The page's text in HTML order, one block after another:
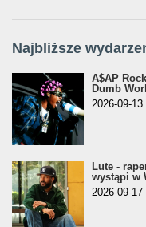
Najbliższe
A$AP
Dumb
2026-09-13
Lute -
wystąpi w
2026-09-17